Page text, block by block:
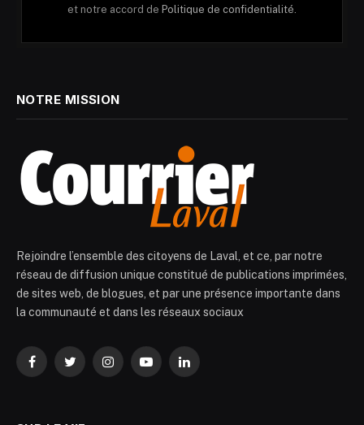
et notre accord de Politique de confidentialité.
NOTRE MISSION
Rejoindre l’ensemble des citoyens de Laval, et ce, par notre
réseau de diffusion unique constitué de publications imprimées,
de sites web, de blogues, et par une présence importante dans
la communauté et dans les réseaux sociaux
FacebookTwitterInstagramYouTubeLinkedIn